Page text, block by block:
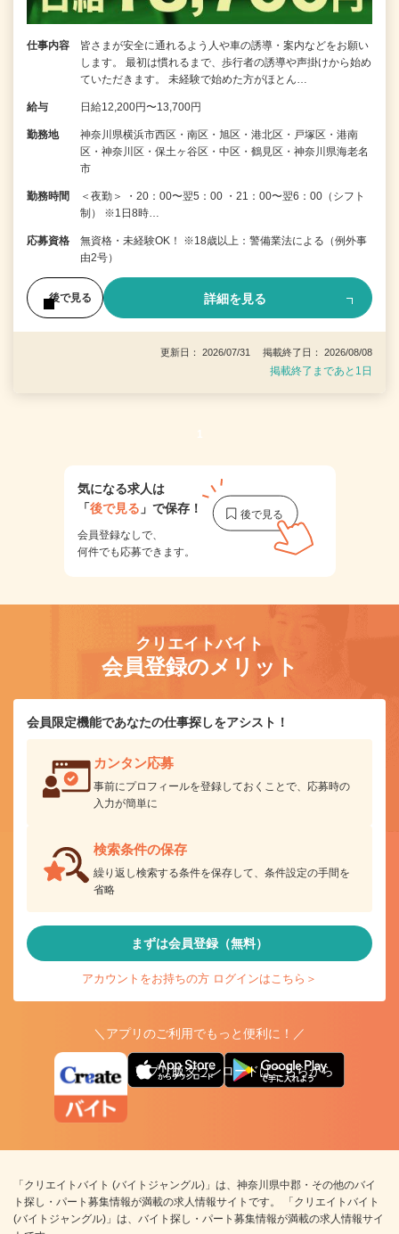
仕事内容
皆さまが安全に通れるよう人や車の誘導・案内などをお願い
します。 最初は慣れるまで、歩行者の誘導や声掛けから始め
ていただきます。 未経験で始めた方がほとん…
給与 日給12,200円〜13,700円
勤務地
神奈川県横浜市西区・南区・旭区・港北区・戸塚区・港南
区・神奈川区・保土ヶ谷区・中区・鶴見区・神奈川県海老名
市
勤務時間
＜夜勤＞ ・20：00〜翌5：00 ・21：00〜翌6：00（シフト
制） ※1日8時…
応募資格
無資格・未経験OK！ ※18歳以上：警備業法による（例外事
由2号）
後で見る 詳細を見る
更新日： 2026/07/31 掲載終了日： 2026/08/08
掲載終了まであと1日
1
気になる求人は
「後で見る 」で保存！
会員登録なしで、
何件でも応募できます。
クリエイトバイト
会員登録のメリット
会員限定機能であなたの仕事探しをアシスト！
カンタン応募
事前にプロフィールを登録しておくことで、応募時の
入力が簡単に
検索条件の保存
繰り返し検索する条件を保存して、条件設定の手間を
省略
まずは会員登録（無料）
アカウントをお持ちの方 ログインはこちら＞
＼アプリのご利用でもっと便利に！／
アプリ版ダウンロードはこちらから
「クリエイトバイト (バイトジャングル)」は、神奈川県中郡・その他のバイ
ト探し・パート募集情報が満載の求人情報サイトです。 「クリエイトバイト
(バイトジャングル)」は、バイト探し・パート募集情報が満載の求人情報サイ